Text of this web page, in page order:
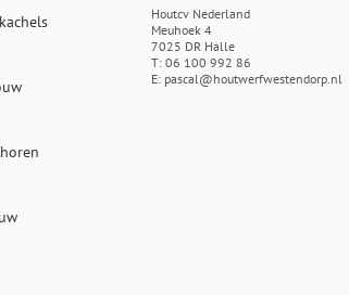
Houtcv Nederland
Meuhoek 4
7025 DR Halle
T: 06 100 992 86
E: pascal@houtwerfwestendorp.nl